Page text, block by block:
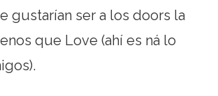
gustarían ser a los doors la
que Love (ahí es ná lo